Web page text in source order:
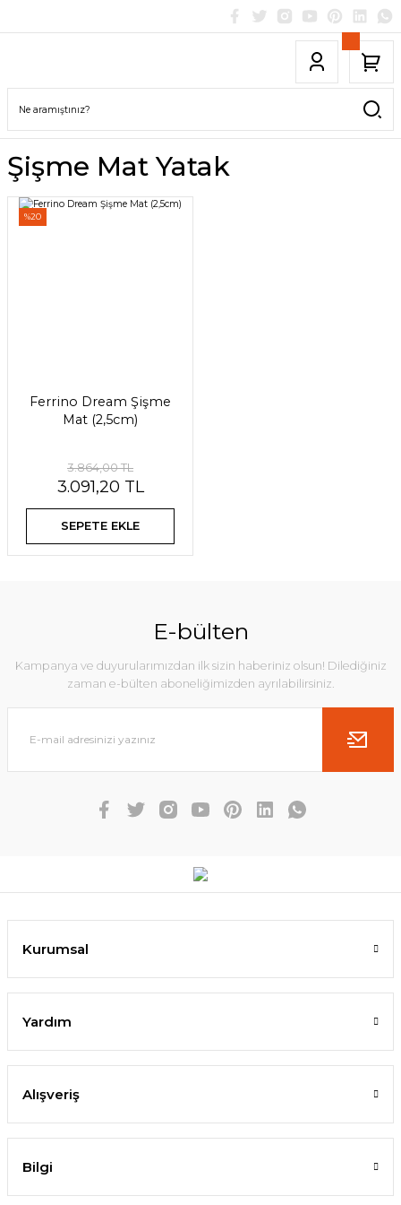
Şişme Mat Yatak
%20
Ferrino Dream Şişme
Mat (2,5cm)
3.864,00 TL
3.091,20 TL
SEPETE EKLE
E-bülten
Kampanya ve duyurularımızdan ilk sizin haberiniz olsun! Dilediğiniz
zaman e-bülten aboneliğimizden ayrılabilirsiniz.
Kurumsal
Yardım
Alışveriş
Bilgi